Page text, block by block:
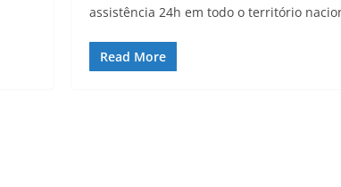
assistência 24h em todo o território
Read More